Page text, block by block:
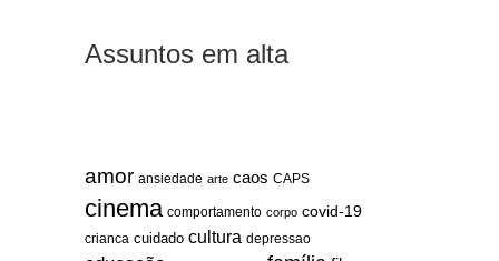
Assuntos em alta
amor ansiedade arte caos CAPS
cinema comportamento corpo covid-19
crianca cuidado cultura depressao